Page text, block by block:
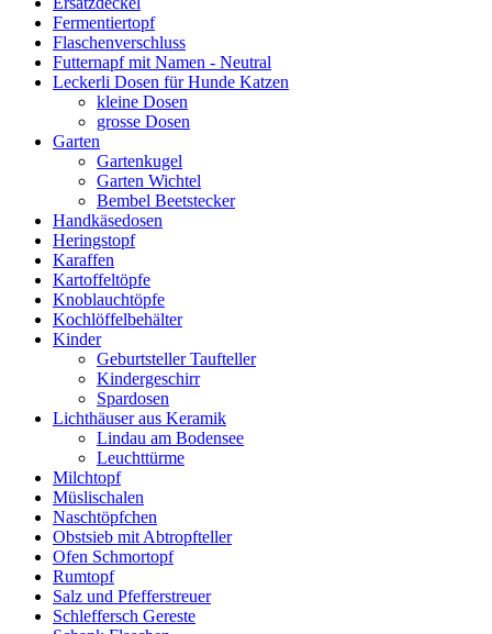
Fermentiertopf
Flaschenverschluss
Futternapf mit Namen - Neutral
Leckerli Dosen für Hunde Katzen
kleine Dosen
grosse Dosen
Garten
Gartenkugel
Garten Wichtel
Bembel Beetstecker
Handkäsedosen
Heringstopf
Karaffen
Kartoffeltöpfe
Knoblauchtöpfe
Kochlöffelbehälter
Kinder
Geburtsteller Taufteller
Kindergeschirr
Spardosen
Lichthäuser aus Keramik
Lindau am Bodensee
Leuchttürme
Milchtopf
Müslischalen
Naschtöpfchen
Obstsieb mit Abtropfteller
Ofen Schmortopf
Rumtopf
Salz und Pfefferstreuer
Schleffersch Gereste